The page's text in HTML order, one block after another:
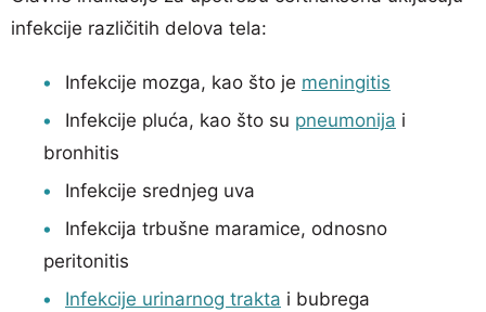
infekcije različitih delova tela:
Infekcije mozga, kao što je meningitis
Infekcije pluća, kao što su pneumonija i
bronhitis
Infekcije srednjeg uva
Infekcija trbušne maramice, odnosno
peritonitis
Infekcije urinarnog trakta i bubrega